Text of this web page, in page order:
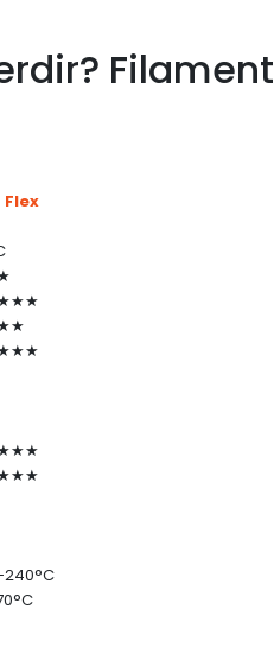
Flex